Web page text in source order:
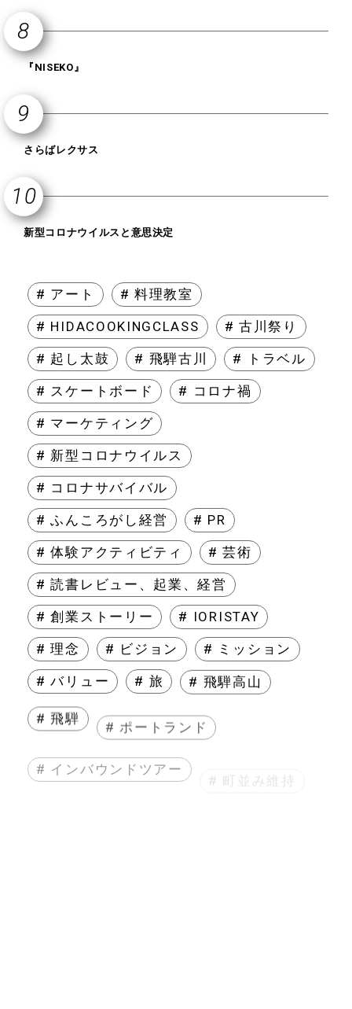
『NISEKO』
さらばレクサス
新型コロナウイルスと意思決定
# アート # 料理教室
# HIDACOOKINGCLASS # 古川祭り
# 起し太鼓 # 飛騨古川 # トラベル
# スケートボード # コロナ禍
# マーケティング
# 新型コロナウイルス
# コロナサバイバル
# ふんころがし経営 # PR
# 体験アクティビティ # 芸術
# 読書レビュー、起業、経営
# 創業ストーリー # IORISTAY
# 理念 # ビジョン # ミッション
# バリュー # 旅 # 飛騨高山
# 飛騨 # ポートランド